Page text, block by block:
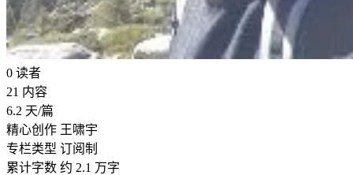
0 读者
21 内容
6.2 天/篇
精心创作 王啸宇
专栏类型 订阅制
累计字数 约 2.1 万字